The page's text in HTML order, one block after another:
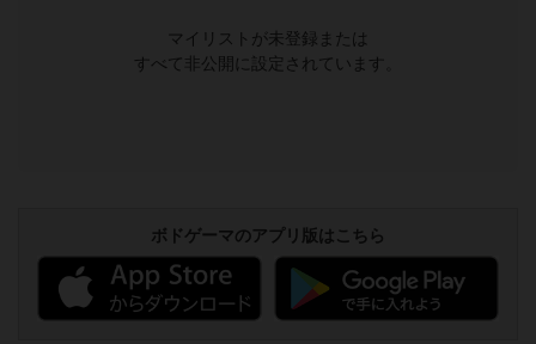
マイリストが未登録または
すべて非公開に設定されています。
ボドゲーマのアプリ版はこちら